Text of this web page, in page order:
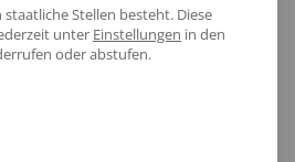
dich gleichzeitig wind- und
für ein sicheres Gefühl bei
Stellen besteht. Diese
unter Einstellungen in den
oder abstufen.
Service-Gruppen, für die eine